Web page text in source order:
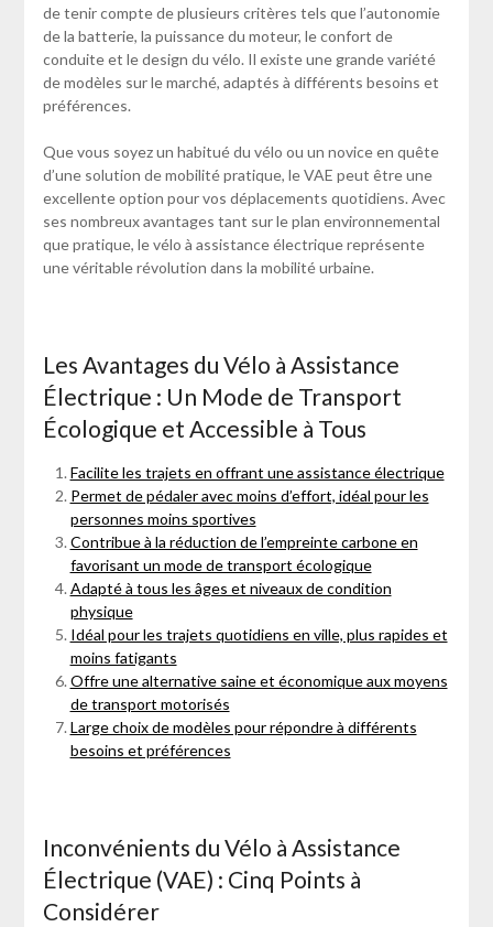
de tenir compte de plusieurs critères tels que l’autonomie
de la batterie, la puissance du moteur, le confort de
conduite et le design du vélo. Il existe une grande variété
de modèles sur le marché, adaptés à différents besoins et
préférences.
Que vous soyez un habitué du vélo ou un novice en quête
d’une solution de mobilité pratique, le VAE peut être une
excellente option pour vos déplacements quotidiens. Avec
ses nombreux avantages tant sur le plan environnemental
que pratique, le vélo à assistance électrique représente
une véritable révolution dans la mobilité urbaine.
Les Avantages du Vélo à Assistance
Électrique : Un Mode de Transport
Écologique et Accessible à Tous
Facilite les trajets en offrant une assistance électrique
Permet de pédaler avec moins d’effort, idéal pour les
personnes moins sportives
Contribue à la réduction de l’empreinte carbone en
favorisant un mode de transport écologique
Adapté à tous les âges et niveaux de condition
physique
Idéal pour les trajets quotidiens en ville, plus rapides et
moins fatigants
Offre une alternative saine et économique aux moyens
de transport motorisés
Large choix de modèles pour répondre à différents
besoins et préférences
Inconvénients du Vélo à Assistance
Électrique (VAE) : Cinq Points à
Considérer